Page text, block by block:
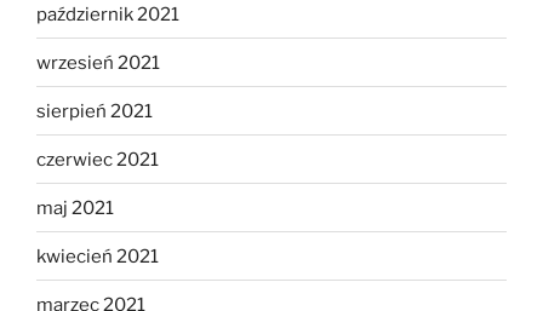
październik 2021
wrzesień 2021
sierpień 2021
czerwiec 2021
maj 2021
kwiecień 2021
marzec 2021